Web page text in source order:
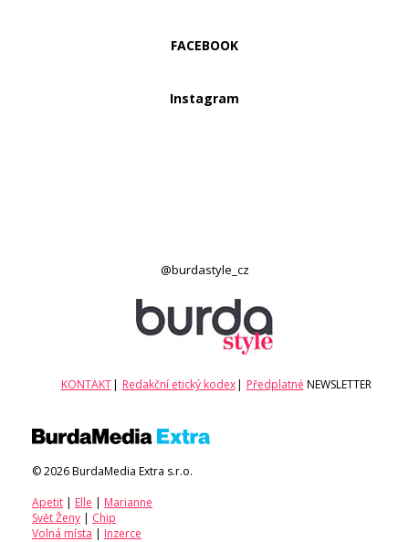
FACEBOOK
Instagram
@burdastyle_cz
KONTAKT | Redakční etický kodex | Předplatné NEWSLETTER
© 2026 BurdaMedia Extra s.r.o.
Apetit | Elle | Marianne
Svět Ženy | Chip
Volná místa | Inzerce